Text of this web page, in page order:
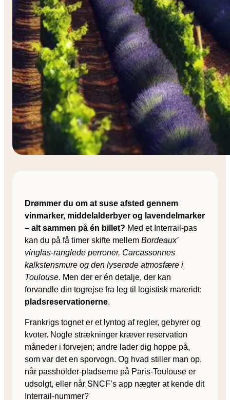
Drømmer du om at suse afsted gennem
vinmarker, middelalderbyer og lavendelmarker
– alt sammen på én billet? Med et Interrail-pas
kan du på få timer skifte mellem Bordeaux’
vinglas-ranglede perroner, Carcassonnes
kalkstensmure og den lyserøde atmosfære i
Toulouse. Men der er én detalje, der kan
forvandle din togrejse fra leg til logistisk mareridt:
pladsreservationerne.
Frankrigs tognet er et lyntog af regler, gebyrer og
kvoter. Nogle strækninger kræver reservation
måneder i forvejen; andre lader dig hoppe på,
som var det en sporvogn. Og hvad stiller man op,
når passholder-pladserne på Paris-Toulouse er
udsolgt, eller når SNCF’s app nægter at kende dit
Interrail-nummer?